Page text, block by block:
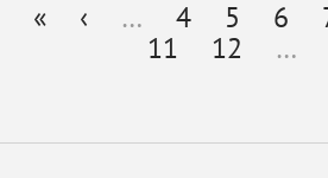
« ‹ … 4 5 6
11
12 …